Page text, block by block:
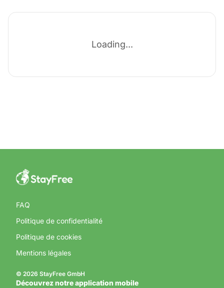
Loading...
FAQ
Politique de confidentialité
Politique de cookies
Mentions légales
© 2026 StayFree GmbH
Découvrez notre application mobile